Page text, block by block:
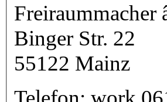
Freiraummacher
Binger Str. 22
55122 Mainz